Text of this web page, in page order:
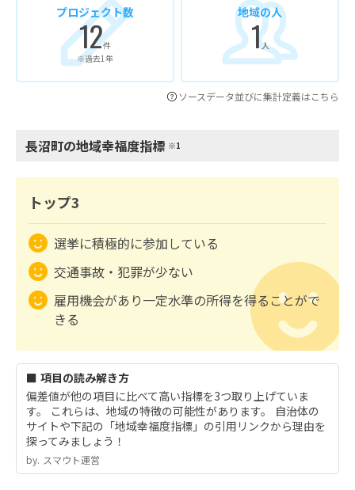
プロジェクト数
12件
※過去1年
地域の人
1人
ソースデータ並びに集計定義はこちら
長沼町の地域幸福度指標 ※1
トップ3
選挙に積極的に参加している
交通事故・犯罪が少ない
雇用機会があり一定水準の所得を得ることがで
きる
■ 項目の読み解き方
偏差値が他の項目に比べて高い指標を3つ取り上げていま
す。 これらは、地域の特徴の可能性があります。 自治体の
サイトや下記の「地域幸福度指標」の引用リンクから理由を
探ってみましょう！
by.︎ スマウト運営